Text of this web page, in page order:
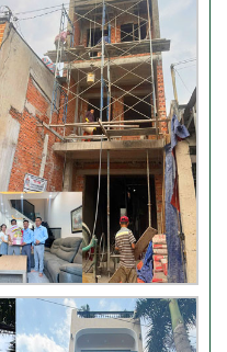
của TLT
khách hàng xây nhà
Đức